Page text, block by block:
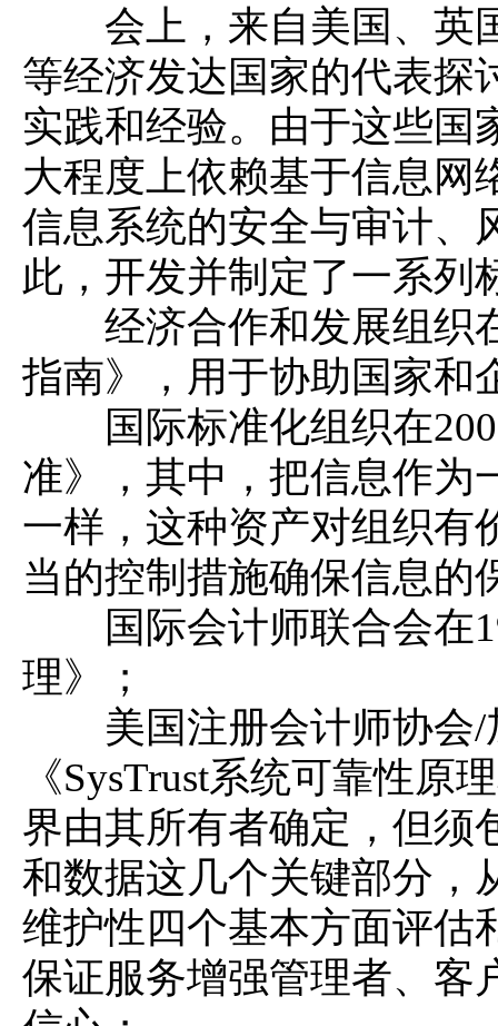
会上，来自美国、英
等经济发达国家的代表探
实践和经验。由于这些国
大程度上依赖基于信息网
信息系统的安全与审计、
此，开发并制定了一系列
经济合作和发展组织在
指南》，用于协助国家和
国际标准化组织在
准》，其中，把信息作为
一样，这种资产对组织有
当的控制措施确保信息的
国际会计师联合会在
理》；
美国注册会计师协会/
《SysTrust系统可靠性原
界由其所有者确定，但须
和数据这几个关键部分，
维护性四个基本方面评估
保证服务增强管理者、客